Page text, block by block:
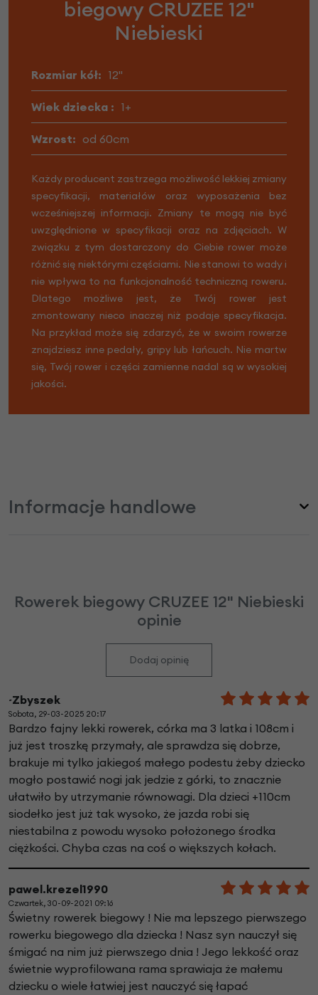
biegowy CRUZEE 12"
Niebieski
Rozmiar kół: 12"
Wiek dziecka : 1+
Wzrost: od 60cm
Każdy producent zastrzega możliwość lekkiej zmiany
specyfikacji, materiałów oraz wyposażenia bez
wcześniejszej informacji. Zmiany te mogą nie być
uwzględnione w specyfikacji oraz na zdjęciach. W
związku z tym dostarczony do Ciebie rower może
różnić się niektórymi częściami. Nie stanowi to wady i
nie wpływa to na funkcjonalność techniczną roweru.
Dlatego możliwe jest, że Twój rower jest
zmontowany nieco inaczej niż podaje specyfikacja.
Na przykład może się zdarzyć, że w swoim rowerze
znajdziesz inne pedały, gripy lub łańcuch. Nie martw
się, Twój rower i części zamienne nadal są w wysokiej
jakości.
Informacje handlowe
Rowerek biegowy CRUZEE 12" Niebieski
opinie
Dodaj opinię
~Zbyszek
Sobota, 29-03-2025 20:17
Bardzo fajny lekki rowerek, córka ma 3 latka i 108cm i
już jest troszkę przymały, ale sprawdza się dobrze,
brakuje mi tylko jakiegoś małego podestu żeby dziecko
mogło postawić nogi jak jedzie z górki, to znacznie
ułatwiło by utrzymanie równowagi. Dla dzieci +110cm
siodełko jest już tak wysoko, że jazda robi się
niestabilna z powodu wysoko położonego środka
ciężkości. Chyba czas na coś o większych kołach.
pawel.krezel1990
Czwartek, 30-09-2021 09:16
Świetny rowerek biegowy ! Nie ma lepszego pierwszego
rowerku biegowego dla dziecka ! Nasz syn nauczył się
śmigać na nim już pierwszego dnia ! Jego lekkość oraz
świetnie wyprofilowana rama sprawiaja że małemu
dziecku o wiele łatwiej jest nauczyć się łapać